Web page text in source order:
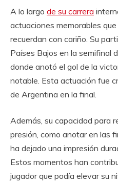
A lo largo de su carrera
actuaciones memorables
recuerdan con cariño. Su
Países Bajos en la semifinal
donde anotó el gol de la
notable. Esta actuación fue
de Argentina en la final.
Además, su capacidad para
presión, como anotar en las
ha dejado una impresión
Estos momentos han
jugador que podía elevar su